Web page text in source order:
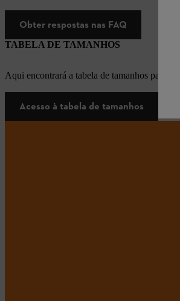
Obter respostas nas FAQ
TABELA DE TAMANHOS
Aqui encontrará a tabela de tamanhos para
Acesso à tabela de tamanhos